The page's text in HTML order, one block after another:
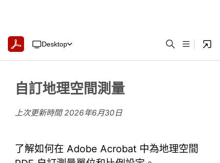
Desktop
自訂地理空間測量
上次更新時間2026年6月30日
了解如何在 Adobe Acrobat 中為地理空間